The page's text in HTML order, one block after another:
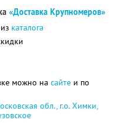
«Доставка Крупномеров»
каталога
можно на сайте и по
обл., г.о. Химки,